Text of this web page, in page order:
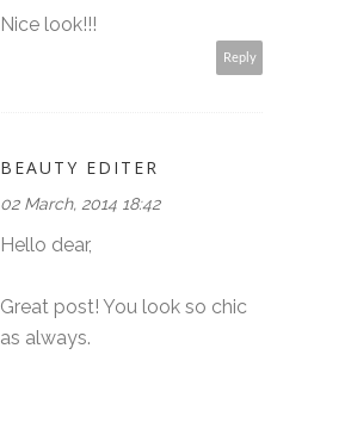
Nice look!!!
Reply
BEAUTY EDITER
02 March, 2014 18:42
Hello dear,
Great post! You look so chic
as always.